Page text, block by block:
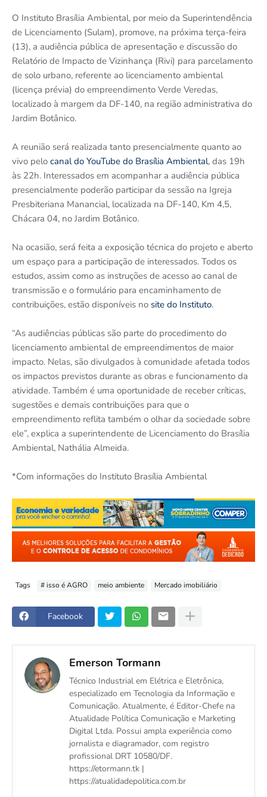
O Instituto Brasília Ambiental, por meio da Superintendência
de Licenciamento (Sulam), promove, na próxima terça-feira
(13), a audiência pública de apresentação e discussão do
Relatório de Impacto de Vizinhança (Rivi) para parcelamento
de solo urbano, referente ao licenciamento ambiental
(licença prévia) do empreendimento Verde Veredas,
localizado à margem da DF-140, na região administrativa do
Jardim Botânico.
A reunião será realizada tanto presencialmente quanto ao
vivo pelo canal do YouTube do Brasília Ambiental, das 19h
às 22h. Interessados em acompanhar a audiência pública
presencialmente poderão participar da sessão na Igreja
Presbiteriana Manancial, localizada na DF-140, Km 4,5,
Chácara 04, no Jardim Botânico.
Na ocasião, será feita a exposição técnica do projeto e aberto
um espaço para a participação de interessados. Todos os
estudos, assim como as instruções de acesso ao canal de
transmissão e o formulário para encaminhamento de
contribuições, estão disponíveis no site do Instituto.
“As audiências públicas são parte do procedimento do
licenciamento ambiental de empreendimentos de maior
impacto. Nelas, são divulgados à comunidade afetada todos
os impactos previstos durante as obras e funcionamento da
atividade. Também é uma oportunidade de receber críticas,
sugestões e demais contribuições para que o
empreendimento reflita também o olhar da sociedade sobre
ele”, explica a superintendente de Licenciamento do Brasília
Ambiental, Nathália Almeida.
*Com informações do Instituto Brasília Ambiental
Tags # isso é AGRO meio ambiente Mercado imobiliário
Facebook
Emerson Tormann
Técnico Industrial em Elétrica e Eletrônica,
especializado em Tecnologia da Informação e
Comunicação. Atualmente, é Editor-Chefe na
Atualidade Política Comunicação e Marketing
Digital Ltda. Possui ampla experiência como
jornalista e diagramador, com registro
profissional DRT 10580/DF.
https://etormann.tk |
https://atualidadepolitica.com.br